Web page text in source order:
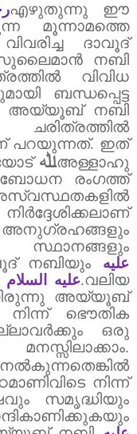
എഴുതുന്നു ഈ
മൂന്നാമത്തെ
ദാവൂദ്
നബി
വിവിധ
ബന്ധപ്പെട്ട
അയ്യൂബ് നബി
പറയുന്നത്. ഇത്
ട് ﷲഅള്ളാഹു
രംഗത്ത്
അനുഗ്രഹങ്ങളും
നബിയും
عليه
عليه السلام.വലിയ
അയ്യൂബ്
നിന്ന് ഭൌതിക
ഒരു
നിന്ന്
സമൃദ്ധിയും